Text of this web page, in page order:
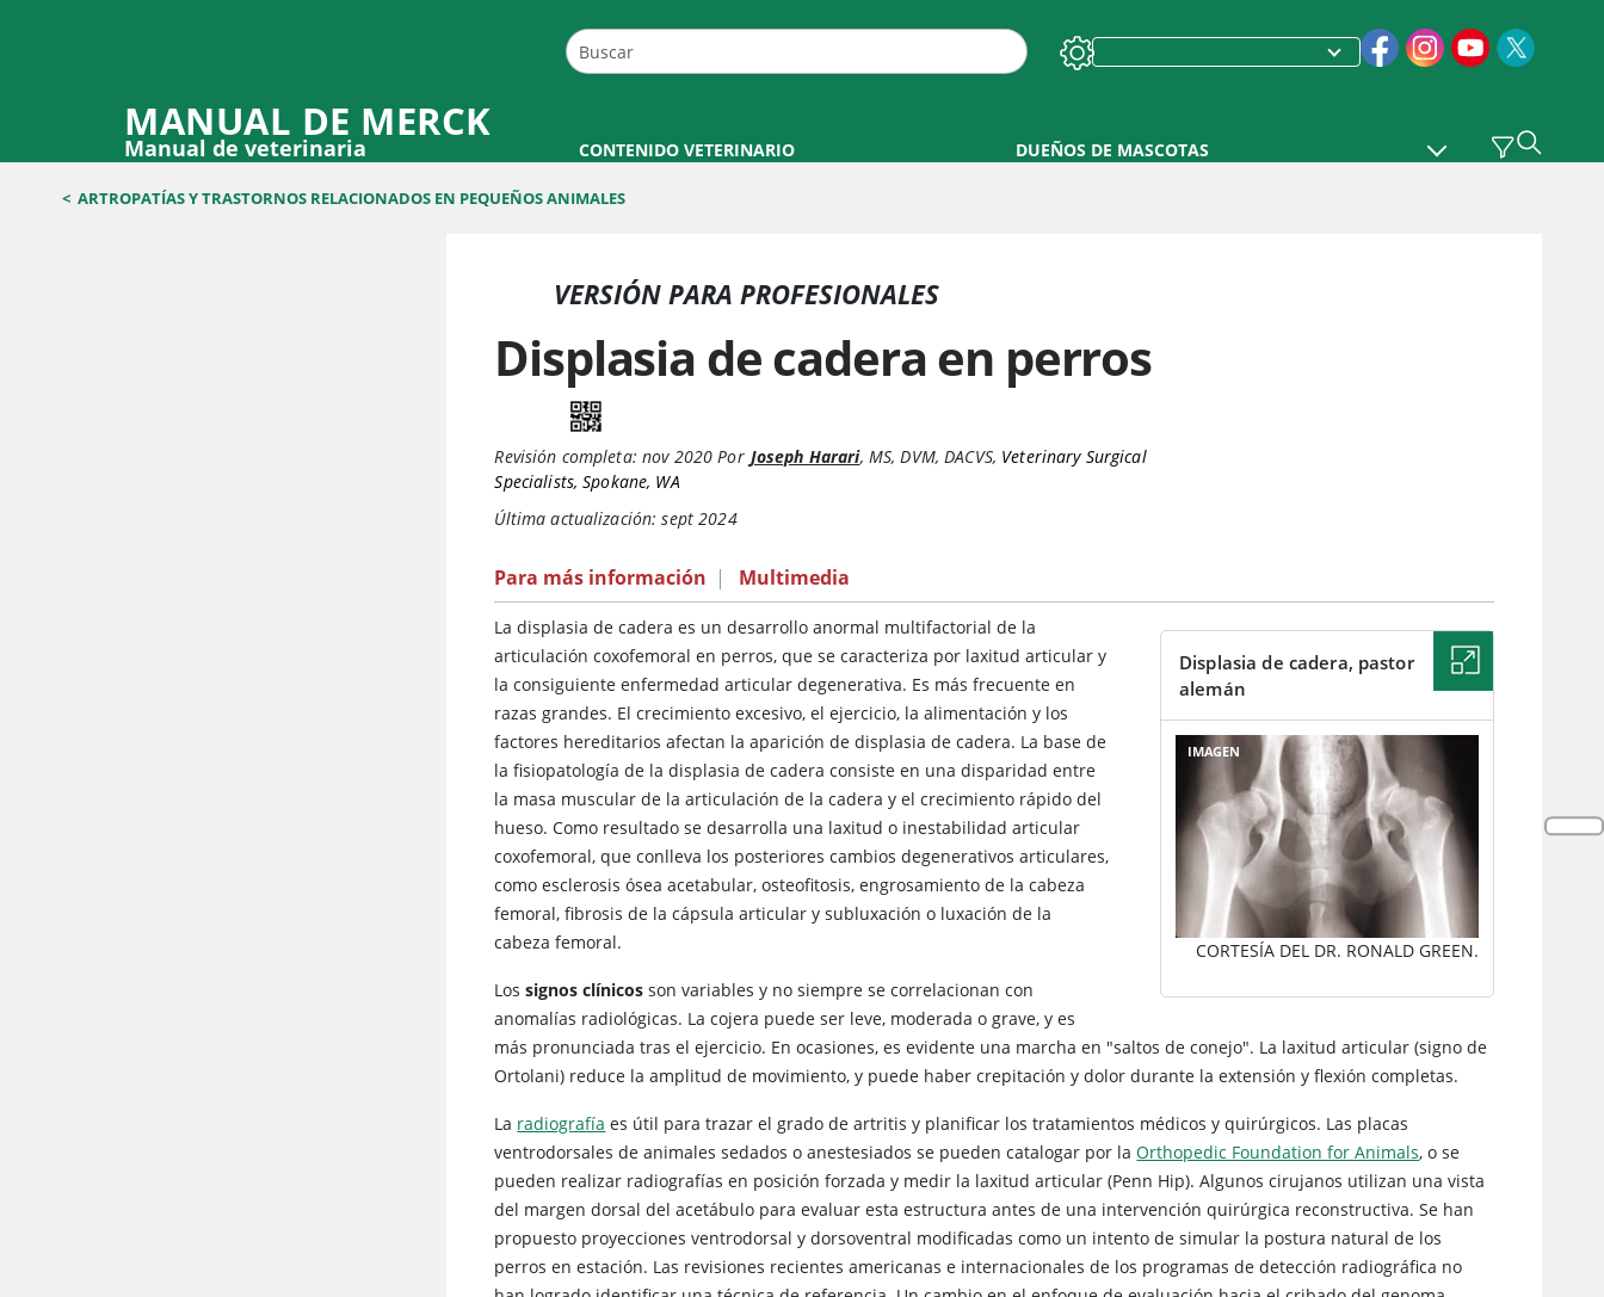
MANUAL DE MERCK
Manual de veterinaria CONTENIDO VETERINARIO DUEÑOS DE MASCOTAS
< ARTROPATÍAS Y TRASTORNOS RELACIONADOS EN PEQUEÑOS ANIMALES
VERSIÓN PARA PROFESIONALES
Displasia de cadera en perros
Revisión completa: nov 2020 Por Joseph Harari, MS, DVM, DACVS, Veterinary Surgical
Specialists, Spokane, WA
Última actualización: sept 2024
Para más información | Multimedia
Displasia de cadera, pastor
alemán
IMAGEN
CORTESÍA DEL DR. RONALD GREEN.
La displasia de cadera es un desarrollo anormal multifactorial de la
articulación coxofemoral en perros, que se caracteriza por laxitud articular y
la consiguiente enfermedad articular degenerativa. Es más frecuente en
razas grandes. El crecimiento excesivo, el ejercicio, la alimentación y los
factores hereditarios afectan la aparición de displasia de cadera. La base de
la fisiopatología de la displasia de cadera consiste en una disparidad entre
la masa muscular de la articulación de la cadera y el crecimiento rápido del
hueso. Como resultado se desarrolla una laxitud o inestabilidad articular
coxofemoral, que conlleva los posteriores cambios degenerativos articulares,
como esclerosis ósea acetabular, osteofitosis, engrosamiento de la cabeza
femoral, fibrosis de la cápsula articular y subluxación o luxación de la
cabeza femoral.
Lossignos clínicos son variables y no siempre se correlacionan con
anomalías radiológicas. La cojera puede ser leve, moderada o grave, y es
más pronunciada tras el ejercicio. En ocasiones, es evidente una marcha en "saltos de conejo". La laxitud articular (signo de
Ortolani) reduce la amplitud de movimiento, y puede haber crepitación y dolor durante la extensión y flexión completas.
La radiografía es útil para trazar el grado de artritis y planificar los tratamientos médicos y quirúrgicos. Las placas
ventrodorsales de animales sedados o anestesiados se pueden catalogar por laOrthopedic Foundation for Animals, o se
pueden realizar radiografías en posición forzada y medir la laxitud articular (Penn Hip). Algunos cirujanos utilizan una vista
del margen dorsal del acetábulo para evaluar esta estructura antes de una intervención quirúrgica reconstructiva. Se han
propuesto proyecciones ventrodorsal y dorsoventral modificadas como un intento de simular la postura natural de los
perros en estación. Las revisiones recientes americanas e internacionales de los programas de detección radiográfica no